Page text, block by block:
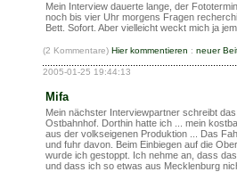
Mein Interview dauerte lange, der
noch bis vier Uhr morgens Fragen
Bett. Sofort. Aber vielleicht weckt mich ja
(2 Kommentare) Hier kommentieren : neuer
2005-01-25 19:44:13
Mifa
Mein nächster Interviewpartner schreibt
Ostbahnhof. Dorthin hatte ich ... mein
aus der volkseigenen Produktion ... Das
und fuhr davon. Beim Einbiegen auf die
wurde ich gestoppt. Ich nehme an, dass
und dass ich so etwas aus Mecklenburg